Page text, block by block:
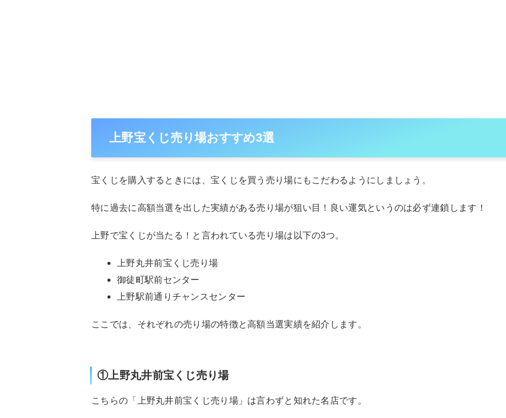
上野宝くじ売り場おすすめ3選
宝くじを購入するときには、宝くじを買う売り場にもこだわるようにしましょう。
特に過去に高額当選を出した実績がある売り場が狙い目！良い運気というのは必ず連鎖します！
上野で宝くじが当たる！と言われている売り場は以下の3つ。
上野丸井前宝くじ売り場
御徒町駅前センター
上野駅前通りチャンスセンター
ここでは、それぞれの売り場の特徴と高額当選実績を紹介します。
①上野丸井前宝くじ売り場
こちらの「上野丸井前宝くじ売り場」は言わずと知れた名店です。